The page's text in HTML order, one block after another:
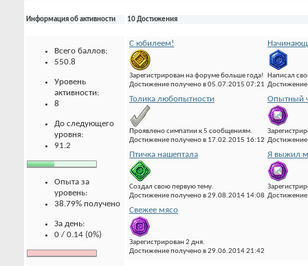
Информация об активности
Всего баллов:
550.8
Уровень
активности:
8
До следующего
уровня:
91.2
Опыта за
уровень:
38.79% получено
За день:
0 / 0.14 (0%)
10 Достижения
С юбилеем!
Зарегистрирован на форуме больше года!
Достижение получено в 05.07.2015 07:21
Написал
Толика любопытности
Проявлено симпатии к 5 сообщениям.
Достижение получено в 17.02.2015 16:12
Опытный
Птичка нашептала
Создал свою первую тему.
Достижение получено в 29.08.2014 14:08
Я выжил
Свежее мясо
Зарегистрирован 2 дня.
Достижение получено в 29.06.2014 21:42